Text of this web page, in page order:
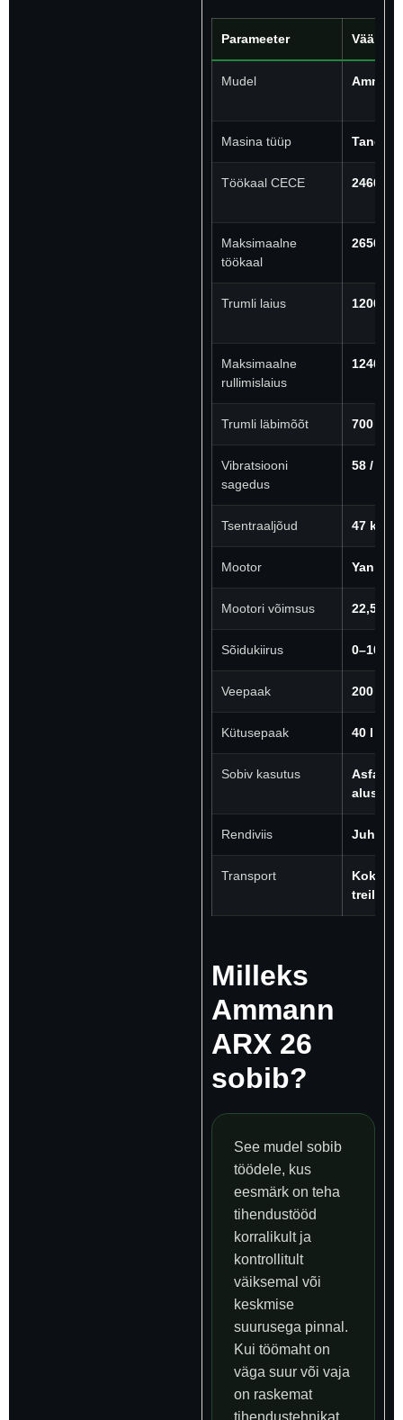
Parameeter Väärtus
Mudel
Masina tüüp
Töökaal CECE 2460 kg
Maksimaalne
töökaal
2650 kg
Trumli laius 1200
Maksimaalne
rullimislaius
1240
Trumli läbimõõt 700 mm
Vibratsiooni
sagedus
58 / 66
Tsentraaljõud 47 kN
Mootor Yanmar
Mootori võimsus 22,5
Sõidukiirus 0–10
Veepaak 200 l
Kütusepaak 40 l
Sobiv kasutus
Asfalt,
Rendiviis Juhita
Transport
Milleks
Ammann
ARX 26
sobib?
See mudel sobib
töödele, kus
eesmärk on teha
tihendustööd
korralikult ja
kontrollitult
väiksemal või
keskmise
suurusega pinnal.
Kui töömaht on
väga suur või vaja
on raskemat
tihendustehnikat,